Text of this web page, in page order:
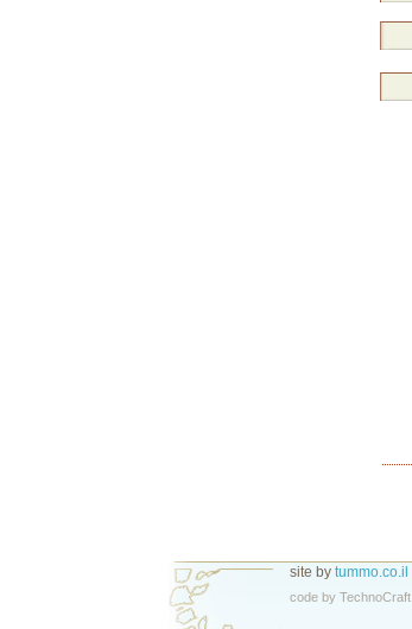
site by tummo.co.il
code by TechnoCraft